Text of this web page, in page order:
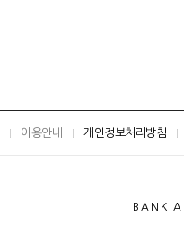
이용안내 개인정보처리방침
BANK